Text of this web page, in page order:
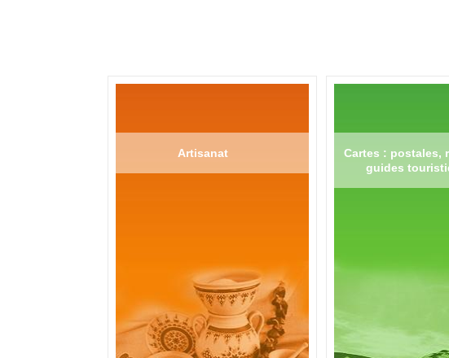
Artisanat
Cartes : postales,
guides